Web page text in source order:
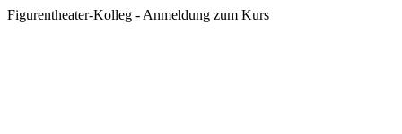
Figurentheater-Kolleg - Anmeldung zum Kurs